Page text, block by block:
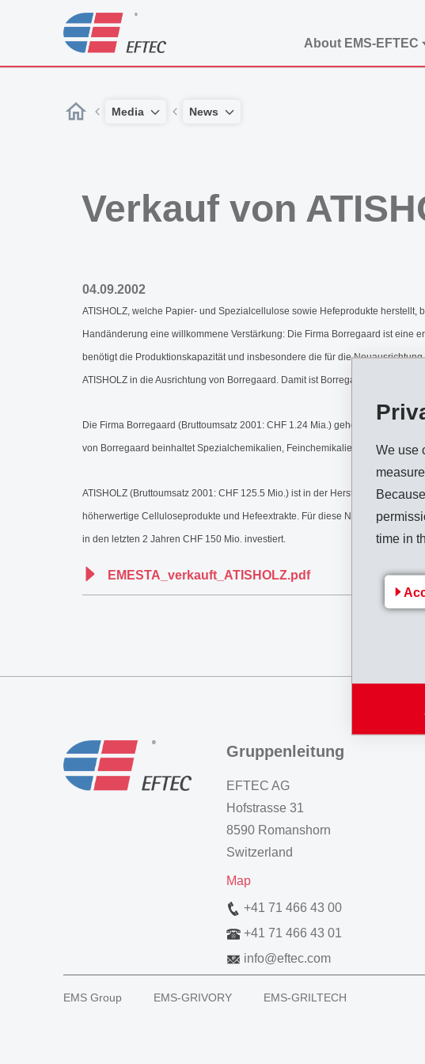
We use
time in
About EMS-EFTEC
Media News
Verkauf von
04.09.2002
ATISHOLZ, welche Papier- und Spezialcellulose sowie Hefeprodukte
Handänderung eine willkommene Verstärkung: Die Firma Borregaard ist eine
benötigt die Produktionskapazität und insbesondere die für die
ATISHOLZ in die Ausrichtung von Borregaard. Damit ist Borregaard die
Die Firma Borregaard (Bruttoumsatz 2001: CHF 1.24 Mia.) gehört zur
von Borregaard beinhaltet Spezialchemikalien, Feinchemikalien und
ATISHOLZ (Bruttoumsatz 2001: CHF 125.5 Mio.) ist in der Herstellung von
höherwertige Celluloseprodukte und Hefeextrakte. Für diese Neuausrichtung
in den letzten 2 Jahren CHF 150 Mio. investiert.
EMESTA_verkauft_ATISHOLZ.pdf
Gruppenleitung
EFTEC AG
Hofstrasse 31
8590 Romanshorn
Switzerland
Map
+41 71 466 43 00
+41 71 466 43 01
info@eftec.com
EMS Group EMS-GRIVORY EMS-GRILTECH